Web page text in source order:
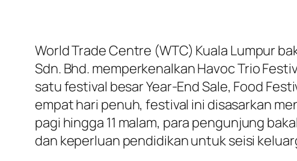
World Trade Centre (WTC) Kuala Lumpur
Sdn. Bhd. memperkenalkan Havoc Trio
satu festival besar Year-End Sale, Food
empat hari penuh, festival ini disasarkan
pagi hingga 11 malam, para pengunjung
dan keperluan pendidikan untuk seisi